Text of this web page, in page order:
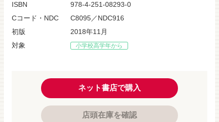
ISBN
978-4-251-08293-0
Cコード・NDC
C8095／NDC916
初版
2018年11月
対象
小学校高学年から
ネット書店で購入
店頭在庫を確認